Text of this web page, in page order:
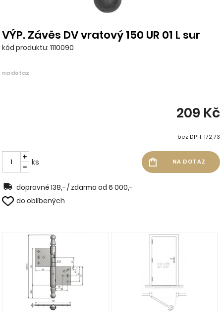
VÝP. Závěs DV vratový 150 UR 01 L sur
kód produktu: 1110090
na dotaz
209 Kč
bez DPH: 172,73
ks
dopravné 138,- / zdarma od 6 000,-
do oblíbených